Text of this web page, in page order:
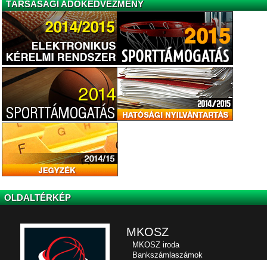
TÁRSASÁGI ADÓKEDVEZMÉNY
OLDALTÉRKÉP
MKOSZ
MKOSZ iroda
Bankszámlaszámok